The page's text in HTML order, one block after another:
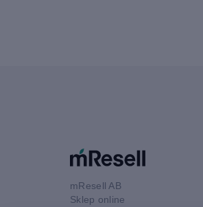
mResell AB
Sklep online